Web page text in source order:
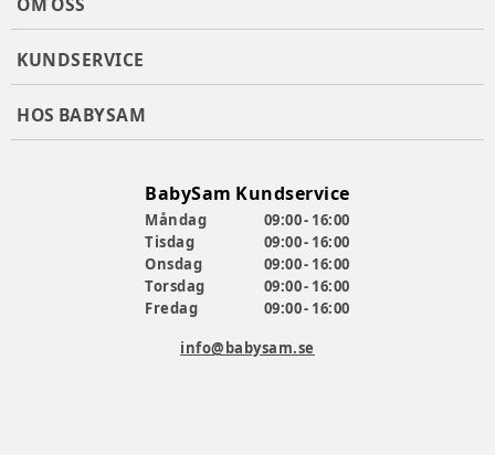
KUNDSERVICE
HOS BABYSAM
BabySam Kundservice
Måndag
09:00 - 16:00
Tisdag
09:00 - 16:00
Onsdag
09:00 - 16:00
Torsdag
09:00 - 16:00
Fredag
09:00 - 16:00
info@babysam.se